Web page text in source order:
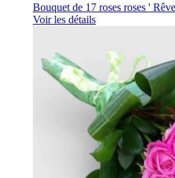
Bouquet de 17 roses roses '
Voir les détails